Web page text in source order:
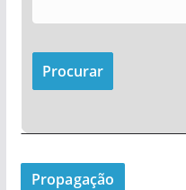
Propagação